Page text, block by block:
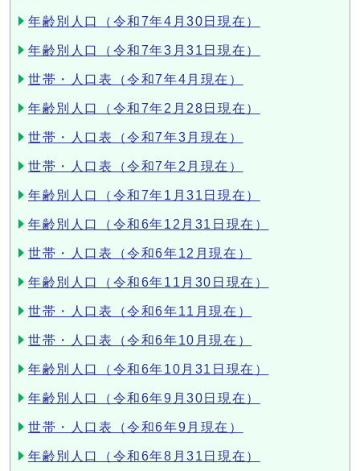
年齢別人口（令和7年4月30日現在）
年齢別人口（令和7年3月31日現在）
世帯・人口表（令和7年4月現在）
年齢別人口（令和7年2月28日現在）
世帯・人口表（令和7年3月現在）
世帯・人口表（令和7年2月現在）
年齢別人口（令和7年1月31日現在）
年齢別人口（令和6年12月31日現在）
世帯・人口表（令和6年12月現在）
年齢別人口（令和6年11月30日現在）
世帯・人口表（令和6年11月現在）
世帯・人口表（令和6年10月現在）
年齢別人口（令和6年10月31日現在）
年齢別人口（令和6年9月30日現在）
世帯・人口表（令和6年9月現在）
年齢別人口（令和6年8月31日現在）